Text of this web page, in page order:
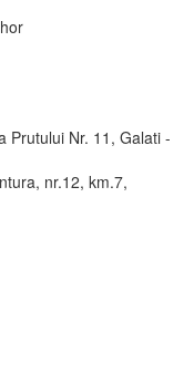
Prutului Nr. 11, Galati -
nr.12, km.7,